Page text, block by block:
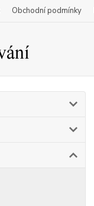
Obchodní podmínky